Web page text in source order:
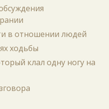
в отношении людей
ходьбы
клал одну ногу на